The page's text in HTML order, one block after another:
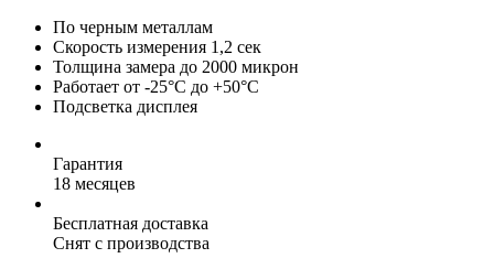
По черным металлам
Скорость измерения 1,2 сек
Толщина замера до 2000 микрон
Работает от -25°C до +50°C
Подсветка дисплея
Гарантия
18 месяцев
Бесплатная доставка
Снят с производства